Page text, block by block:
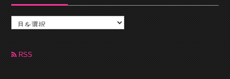
カ
ブ RSS